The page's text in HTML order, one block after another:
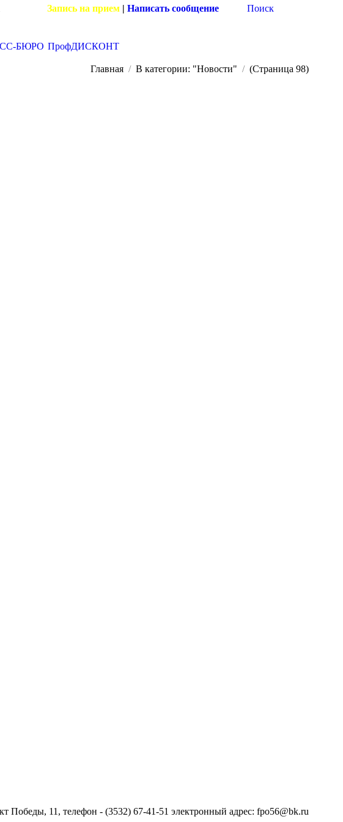
Запись на прием | Написать сообщение
Поиск
БЮРО ПрофДИСКОНТ
Главная В категории: "Новости" (Страница 98)
Победы, 11, телефон - (3532) 67-41-51 электронный адрес: fpo56@bk.ru